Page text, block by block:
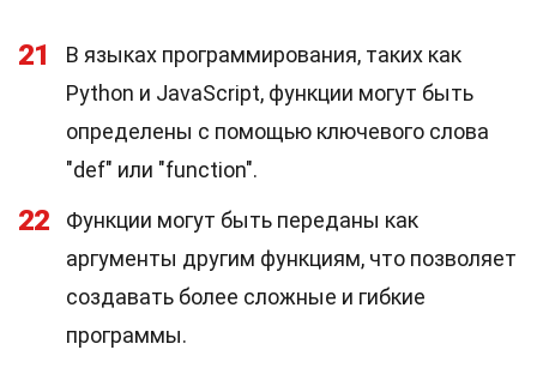
21
В языках программирования, таких как
Python и JavaScript, функции могут быть
определены с помощью ключевого слова
"def" или "function".
22
Функции могут быть переданы как
аргументы другим функциям, что позволяет
создавать более сложные и гибкие
программы.